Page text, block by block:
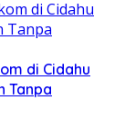
di Cidahu
Tanpa